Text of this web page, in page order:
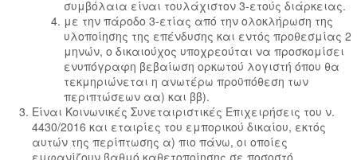
συμβόλαια είναι τουλάχιστον 3-ετούς διάρκειας.
με την πάροδο 3-ετίας από την ολοκλήρωση της
υλοποίησης της επένδυσης και εντός προθεσμίας 2
μηνών, ο δικαιούχος υποχρεούται να προσκομίσει
ενυπόγραφη βεβαίωση ορκωτού λογιστή όπου θα
τεκμηριώνεται η ανωτέρω προϋπόθεση των
περιπτώσεων αα) και ββ).
Είναι Κοινωνικές Συνεταιριστικές Επιχειρήσεις του ν.
4430/2016 και εταιρίες του εμπορικού δικαίου, εκτός
αυτών της περίπτωσης α) πιο πάνω, οι οποίες